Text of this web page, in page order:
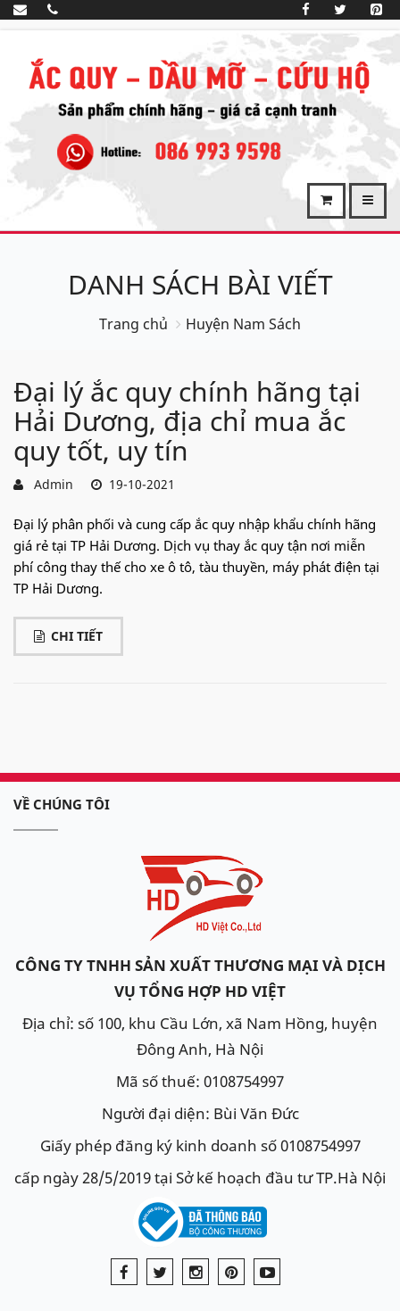
DANH SÁCH BÀI VIẾT
Trang chủ Huyện Nam Sách
Đại lý ắc quy chính hãng tại
Hải Dương, địa chỉ mua ắc
quy tốt, uy tín
Admin 19-10-2021
Đại lý phân phối và cung cấp ắc quy nhập khẩu chính hãng
giá rẻ tại TP Hải Dương. Dịch vụ thay ắc quy tận nơi miễn
phí công thay thế cho xe ô tô, tàu thuyền, máy phát điện tại
TP Hải Dương.
CHI TIẾT
VỀ CHÚNG TÔI
CÔNG TY TNHH SẢN XUẤT THƯƠNG MẠI VÀ DỊCH
VỤ TỔNG HỢP HD VIỆT
Địa chỉ: số 100, khu Cầu Lớn, xã Nam Hồng, huyện
Đông Anh, Hà Nội
Mã số thuế: 0108754997
Người đại diện: Bùi Văn Đức
Giấy phép đăng ký kinh doanh số 0108754997
cấp ngày 28/5/2019 tại Sở kế hoạch đầu tư TP.Hà Nội